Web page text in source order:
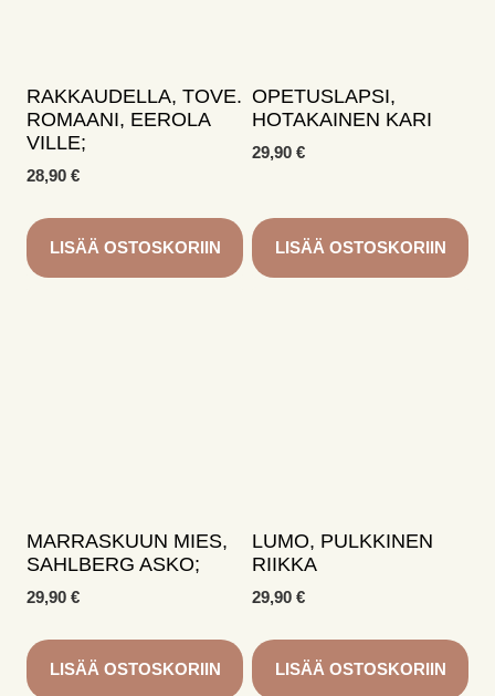
RAKKAUDELLA, TOVE.
ROMAANI, EEROLA
VILLE;
28,90 €
LISÄÄ OSTOSKORIIN
OPETUSLAPSI,
HOTAKAINEN KARI
29,90 €
LISÄÄ OSTOSKORIIN
MARRASKUUN MIES,
SAHLBERG ASKO;
29,90 €
LISÄÄ OSTOSKORIIN
LUMO, PULKKINEN
RIIKKA
29,90 €
LISÄÄ OSTOSKORIIN